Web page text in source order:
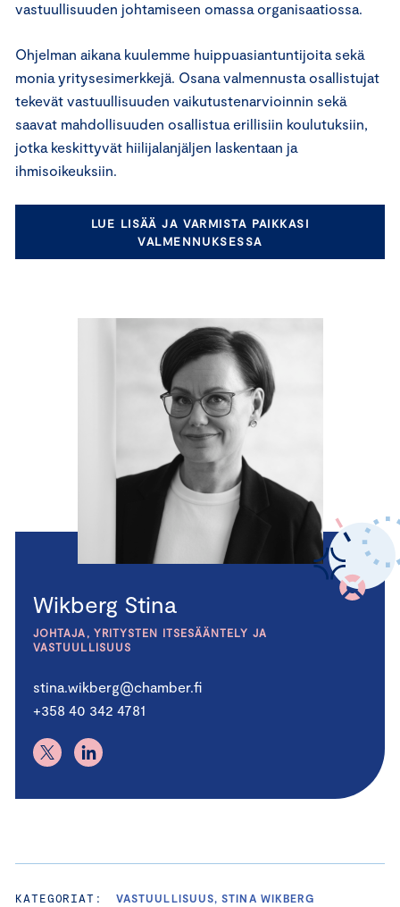
vastuullisuuden johtamiseen omassa organisaatiossa.
Ohjelman aikana kuulemme huippuasiantuntijoita sekä
monia yritysesimerkkejä. Osana valmennusta osallistujat
tekevät vastuullisuuden vaikutustenarvioinnin sekä
saavat mahdollisuuden osallistua erillisiin koulutuksiin,
jotka keskittyvät hiilijalanjäljen laskentaan ja
ihmisoikeuksiin.
LUE LISÄÄ JA VARMISTA PAIKKASI
VALMENNUKSESSA
Wikberg Stina
JOHTAJA, YRITYSTEN ITSESÄÄNTELY JA
VASTUULLISUUS
stina.wikberg@chamber.fi
+358 40 342 4781
KATEGORIAT: VASTUULLISUUS, STINA WIKBERG